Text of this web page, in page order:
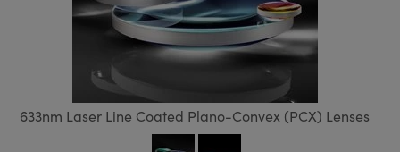
d’Imagerieet Production
ou Production
et Détection
ou Production
633nm Laser Line Coated Plano-Convex (PCX) Lenses